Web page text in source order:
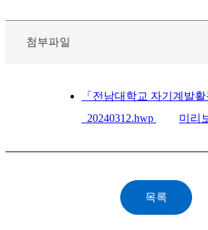
첨부파일
「전남대학교 자기계발
_20240312.hwp
미리